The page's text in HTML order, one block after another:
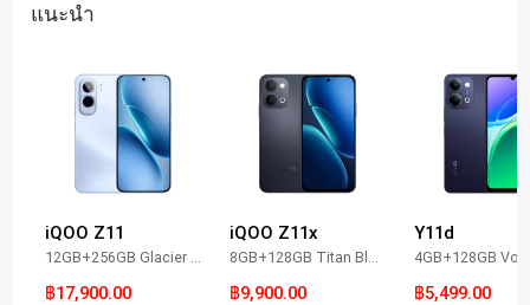
แนะนำ
iQOO Z11
฿17,900.00
iQOO Z11x
฿9,900.00
Y11d
฿5,499.00